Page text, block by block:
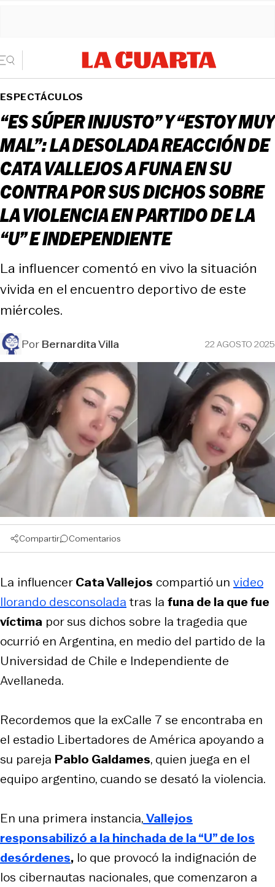
ESPECTÁCULOS
“ES SÚPER INJUSTO” Y “ESTOY MUY
MAL”: LA DESOLADA REACCIÓN DE
CATA VALLEJOS A FUNA EN SU
CONTRA POR SUS DICHOS SOBRE
LA VIOLENCIA EN PARTIDO DE LA
“U” E INDEPENDIENTE
La influencer comentó en vivo la situación
vivida en el encuentro deportivo de este
miércoles.
PorBernardita Villa 22 AGOSTO 2025
Compartir Comentarios
La influencerCata Vallejos compartió un video
llorando desconsoladatras la funa de la que fue
víctima por sus dichos sobre la tragedia que
ocurrió en Argentina, en medio del partido de la
Universidad de Chile e Independiente de
Avellaneda.
Recordemos que la exCalle 7 se encontraba en
el estadio Libertadores de América apoyando a
su pareja Pablo Galdames, quien juega en el
equipo argentino, cuando se desató la violencia.
En una primera instancia,Vallejos
responsabilizó a la hinchada de la “U” de los
desórdenes, lo que provocó la indignación de
los cibernautas nacionales, que comenzaron a